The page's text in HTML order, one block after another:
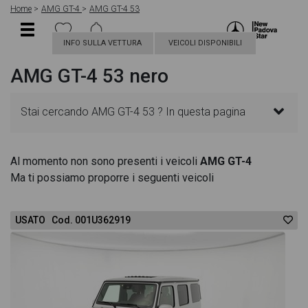
Home AMG GT-4 AMG GT-4 53
INFO SULLA VETTURA VEICOLI DISPONIBILI
AMG GT-4 53 nero
Stai cercando AMG GT-4 53 ? In questa pagina
AMG nuovo. Le schede veicolo sono dettagliate e
sempre aggiornate in modo da aiutarti a scegliere
quella più adatta alle tue necessità, sono presenti
informazioni essenziali come l'alimentazione, dati
Al momento non sono presenti i veicoli AMG GT-4
Ma ti possiamo proporre i seguenti veicoli
USATO Cod. 001U362919